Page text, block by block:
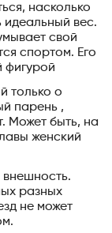
насколько
идеальный вес.
свой
спортом. Его
фигурой
только о
парень ,
Может быть, на
женский
разных
не может